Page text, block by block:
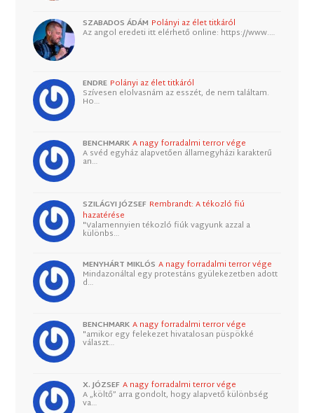
SZABADOS ÁDÁM Polányi az élet titkáról
Az angol eredeti itt elérhető online: https://www.…
ENDRE Polányi az élet titkáról
Szívesen elolvasnám az esszét, de nem találtam.
Ho…
BENCHMARK A nagy forradalmi terror vége
A svéd egyház alapvetően államegyházi karakterű
an…
SZILÁGYI JÓZSEF Rembrandt: A tékozló fiú
hazatérése
"Valamennyien tékozló fiúk vagyunk azzal a
különbs…
MENYHÁRT MIKLÓS A nagy forradalmi terror vége
Mindazonáltal egy protestáns gyülekezetben adott
d…
BENCHMARK A nagy forradalmi terror vége
"amikor egy felekezet hivatalosan püspökké
választ…
X. JÓZSEF A nagy forradalmi terror vége
A „költő” arra gondolt, hogy alapvető különbség
va…